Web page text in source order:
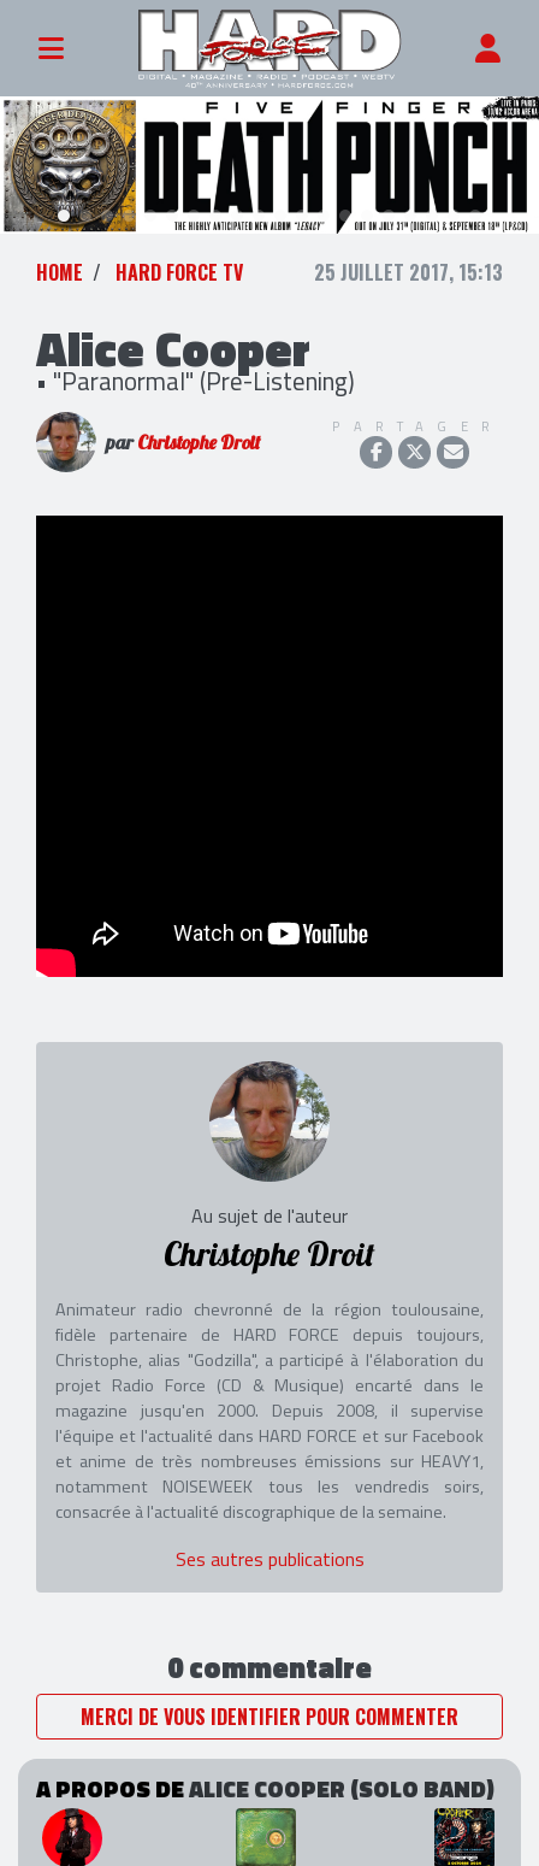
HOME HARD FORCE TV 25 JUILLET 2017, 15:13
Alice Cooper
• "Paranormal" (Pre-Listening)
parChristophe Droit
PARTAGER
Au sujet de l'auteur
Christophe Droit
Animateur radio chevronné de la région toulousaine,
fidèle partenaire de HARD FORCE depuis toujours,
Christophe, alias "Godzilla", a participé à l'élaboration du
projet Radio Force (CD & Musique) encarté dans le
magazine jusqu'en 2000. Depuis 2008, il supervise
l'équipe et l'actualité dans HARD FORCE et sur Facebook
et anime de très nombreuses émissions sur HEAVY1,
notamment NOISEWEEK tous les vendredis soirs,
consacrée à l'actualité discographique de la semaine.
Ses autres publications
0 commentaire
MERCI DE VOUS IDENTIFIER POUR COMMENTER
A PROPOS DEALICE COOPER (SOLO BAND)